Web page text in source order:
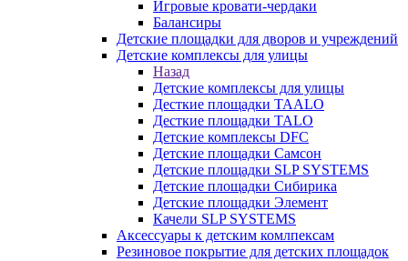
Игровые кровати-чердаки
Балансиры
Детские площадки для дворов и учреждений
Детские комплексы для улицы
Назад
Детские комплексы для улицы
Десткие площадки TAALO
Десткие площадки TALO
Детские комплексы DFC
Детские площадки Самсон
Детские площадки SLP SYSTEMS
Детские площадки Сибирика
Детские площадки Элемент
Качели SLP SYSTEMS
Аксессуары к детским комлпексам
Резиновое покрытие для детских площадок